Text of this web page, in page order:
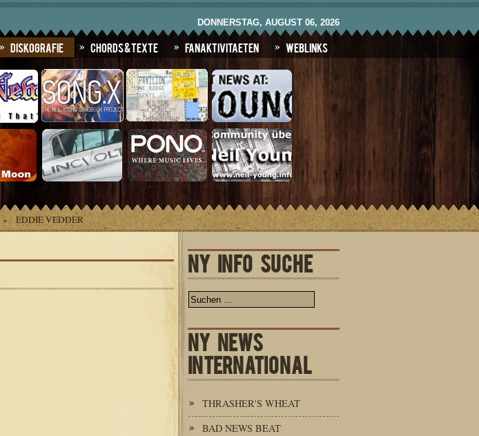
DONNERSTAG, AUGUST 06, 2026
Diskografie Chords & Texte Fanaktivitaeten Weblinks
» EDDIE VEDDER
NY INFO SUCHE
NY NEWS
INTERNATIONAL
THRASHER'S WHEAT
BAD NEWS BEAT